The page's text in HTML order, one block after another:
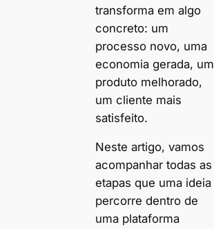
transforma em algo
concreto: um
processo novo, uma
economia gerada, um
produto melhorado,
um cliente mais
satisfeito.
Neste artigo, vamos
acompanhar todas as
etapas que uma ideia
percorre dentro de
uma plataforma